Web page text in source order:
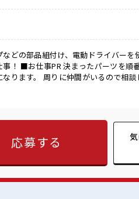
どの部品組付け、電動ドライバーを
たり、 3
ります。 周りに仲間がいるので相
務のお仕事！ 夜10時以降は時給がア
のヘアカラーもOKなのはウレシイ
こから経験積んでいきましょ！ しっ
応募する